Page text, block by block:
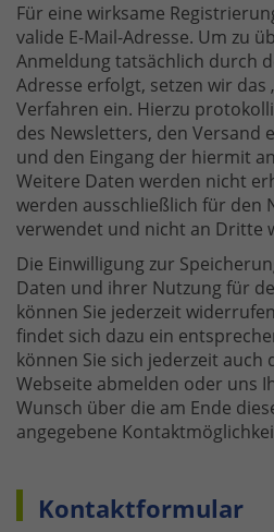
Für eine wirksame
valide E-Mail-Adresse. Um zu
Anmeldung tatsächlich durch
Adresse erfolgt, setzen wir das
Verfahren ein. Hierzu
des Newsletters, den Versand
und den Eingang der hiermit
Weitere Daten werden nicht
werden ausschließlich für den
verwendet und nicht an Dritte
Die Einwilligung zur
Daten und ihrer Nutzung für
können Sie jederzeit
findet sich dazu ein
können Sie sich jederzeit auch
Webseite abmelden oder uns
Wunsch über die am Ende
angegebene
Kontaktformular